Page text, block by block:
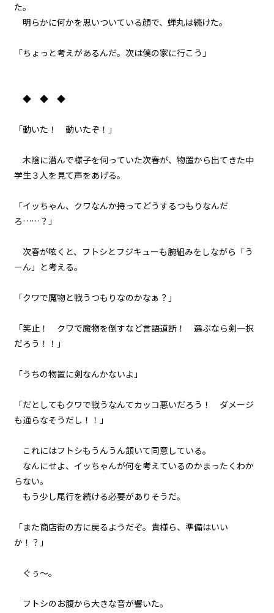
た。
明らかに何かを思いついている顔で、蝉丸は続けた。
「ちょっと考えがあるんだ。次は僕の家に行こう」
◆ ◆ ◆
「動いた！ 動いたぞ！」
木陰に潜んで様子を伺っていた次春が、物置から出てきた中
学生３人を見て声をあげる。
「イッちゃん、クワなんか持ってどうするつもりなんだ
ろ……？」
次春が呟くと、フトシとフジキューも腕組みをしながら「う
ーん」と考える。
「クワで魔物と戦うつもりなのかなぁ？」
「笑止！ クワで魔物を倒すなど言語道断！ 選ぶなら剣一択
だろう！！」
「うちの物置に剣なんかないよ」
「だとしてもクワで戦うなんてカッコ悪いだろう！ ダメージ
も通らなそうだし！！」
これにはフトシもうんうん頷いて同意している。
なんにせよ、イッちゃんが何を考えているのかまったくわか
らない。
もう少し尾行を続ける必要がありそうだ。
「また商店街の方に戻るようだぞ。貴様ら、準備はいい
か！？」
ぐぅ～。
フトシのお腹から大きな音が響いた。